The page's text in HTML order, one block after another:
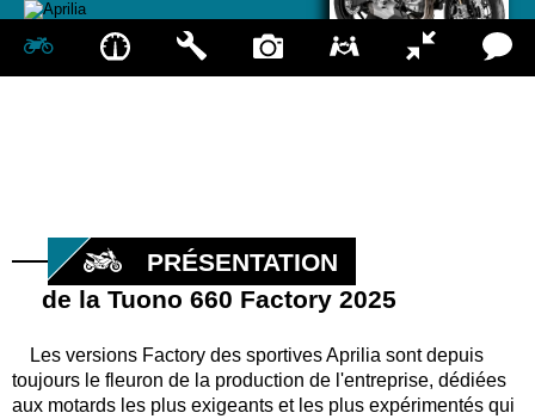
PRÉSENTATION
de la Tuono 660 Factory 2025
Les versions Factory des sportives Aprilia sont depuis
toujours le fleuron de la production de l'entreprise, dédiées
aux motards les plus exigeants et les plus expérimentés qui